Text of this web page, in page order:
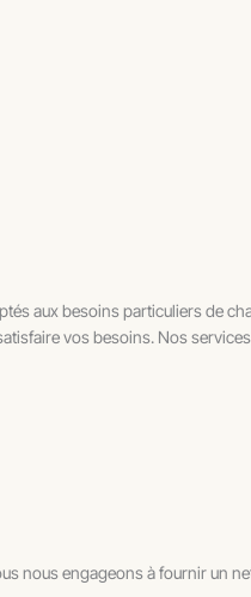
aux besoins particuliers de
vos besoins. Nos
nous engageons à fournir un